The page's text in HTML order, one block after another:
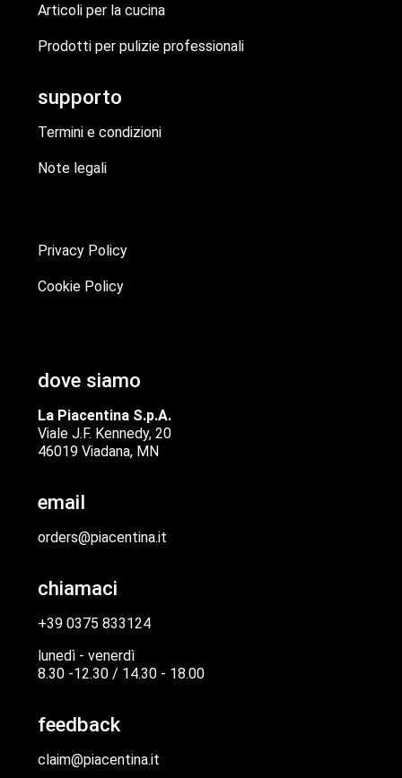
Articoli per la cucina
Prodotti per pulizie professionali
supporto
Termini e condizioni
Note legali
Privacy Policy
Cookie Policy
dove siamo
La Piacentina S.p.A.
Viale J.F. Kennedy, 20
46019 Viadana, MN
email
orders@piacentina.it
chiamaci
+39 0375 833124
lunedì - venerdì
8.30 -12.30 / 14.30 - 18.00
feedback
claim@piacentina.it